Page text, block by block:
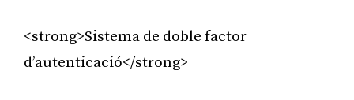
<strong>Sistema de doble factor
d’autenticació</strong>